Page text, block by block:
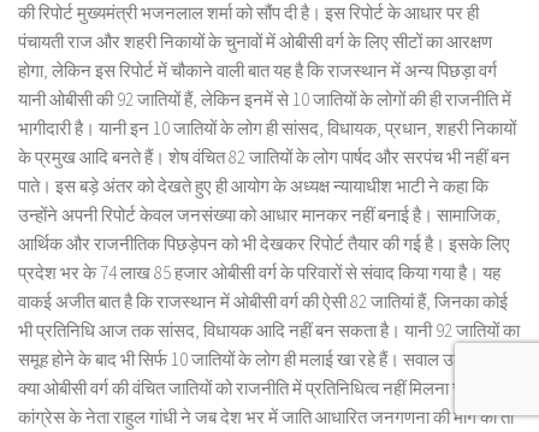
की रिपोर्ट मुख्यमंत्री भजनलाल शर्मा को सौंप दी है। इस रिपोर्ट के आधार पर ही
पंचायती राज और शहरी निकायों के चुनावों में ओबीसी वर्ग के लिए सीटों का आरक्षण
होगा, लेकिन इस रिपोर्ट में चौकाने वाली बात यह है कि राजस्थान में अन्य पिछड़ा वर्ग
यानी ओबीसी की 92 जातियों हैं, लेकिन इनमें से 10 जातियों के लोगों की ही राजनीति में
भागीदारी है। यानी इन 10 जातियों के लोग ही सांसद, विधायक, प्रधान, शहरी निकायों
के प्रमुख आदि बनते हैं। शेष वंचित 82 जातियों के लोग पार्षद और सरपंच भी नहीं बन
पाते। इस बड़े अंतर को देखते हुए ही आयोग के अध्यक्ष न्यायाधीश भाटी ने कहा कि
उन्होंने अपनी रिपोर्ट केवल जनसंख्या को आधार मानकर नहीं बनाई है। सामाजिक,
आर्थिक और राजनीतिक पिछड़ेपन को भी देखकर रिपोर्ट तैयार की गई है। इसके लिए
प्रदेश भर के 74 लाख 85 हजार ओबीसी वर्ग के परिवारों से संवाद किया गया है। यह
वाकई अजीत बात है कि राजस्थान में ओबीसी वर्ग की ऐसी 82 जातियां हैं, जिनका कोई
भी प्रतिनिधि आज तक सांसद, विधायक आदि नहीं बन सकता है। यानी 92 जातियों का
समूह होने के बाद भी सिर्फ 10 जातियों के लोग ही मलाई खा रहे हैं। सवाल उठता है कि
क्या ओबीसी वर्ग की वंचित जातियों को राजनीति में प्रतिनिधित्व नहीं मिलना चाहिए?
कांग्रेस के नेता राहुल गांधी ने जब देश भर में जाति आधारित जनगणना की मांग की तो